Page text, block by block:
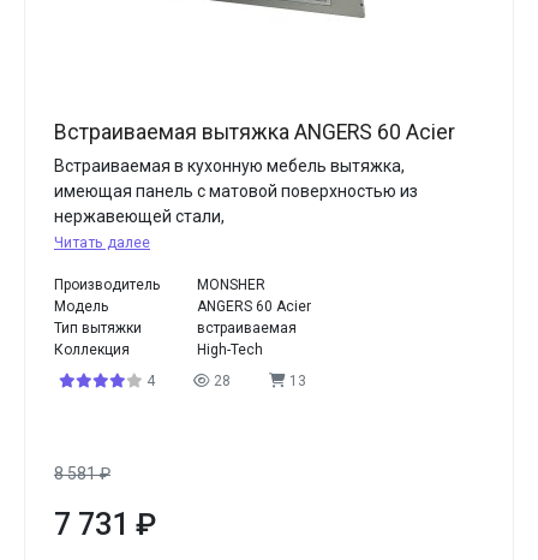
Встраиваемая вытяжка ANGERS 60 Acier
Встраиваемая в кухонную мебель вытяжка,
имеющая панель с матовой поверхностью из
нержавеющей стали,
Читать далее
Производитель
MONSHER
Модель
ANGERS 60 Acier
Тип вытяжки
встраиваемая
Коллекция
High-Tech
4
28 13
8 581₽
7 731 ₽